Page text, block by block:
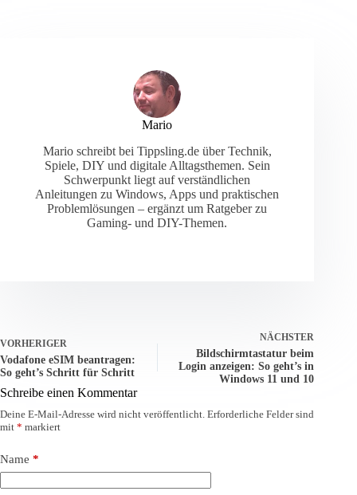
Mario
Mario schreibt bei Tippsling.de über Technik,
Spiele, DIY und digitale Alltagsthemen. Sein
Schwerpunkt liegt auf verständlichen
Anleitungen zu Windows, Apps und praktischen
Problemlösungen – ergänzt um Ratgeber zu
Gaming- und DIY-Themen.
VORHERIGER
Vodafone eSIM beantragen:
So geht’s Schritt für Schritt
NÄCHSTER
Bildschirmtastatur beim
Login anzeigen: So geht’s in
Windows 11 und 10
Schreibe einen Kommentar
Deine E-Mail-Adresse wird nicht veröffentlicht. Erforderliche Felder sind
mit * markiert
Name *